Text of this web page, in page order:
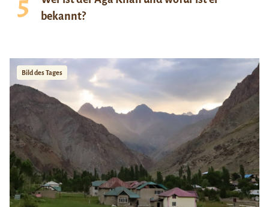
bekannt?
Bild des Tages